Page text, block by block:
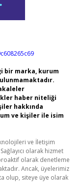
bir marka, kurum
haber niteliği
hakkında
ve kişiler ile isim
ve İletişim
olarak hizmet
olarak denetleme
Ancak, üyelerimiz
olup, siteye üye olarak